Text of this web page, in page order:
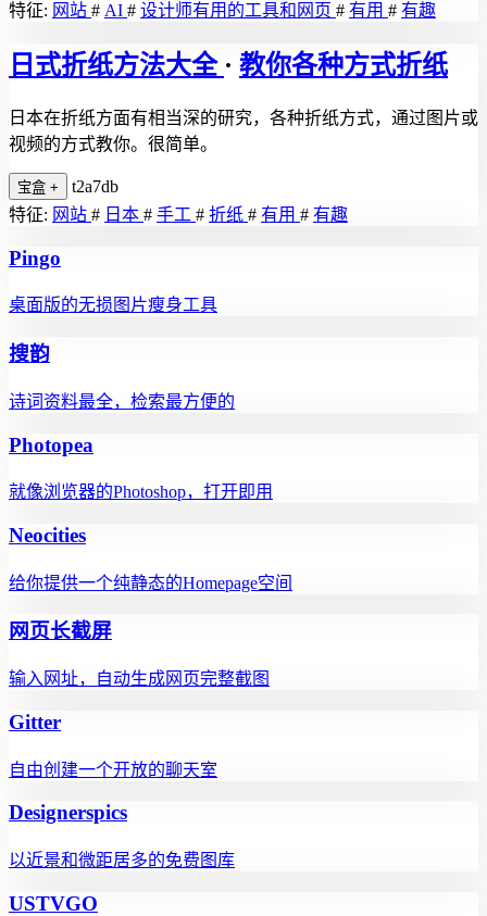
特征: 网站 # AI # 设计师有用的工具和网页 # 有用 # 有趣
日式折纸方法大全 · 教你各种方式折纸
日本在折纸方面有相当深的研究，各种折纸方式，通过图片或
视频的方式教你。很简单。
宝盒 +
t2a7db
特征: 网站 # 日本 # 手工 # 折纸 # 有用 # 有趣
Pingo
桌面版的无损图片瘦身工具
搜韵
诗词资料最全，检索最方便的
Photopea
就像浏览器的Photoshop，打开即用
Neocities
给你提供一个纯静态的Homepage空间
网页长截屏
输入网址，自动生成网页完整截图
Gitter
自由创建一个开放的聊天室
Designerspics
以近景和微距居多的免费图库
USTVGO